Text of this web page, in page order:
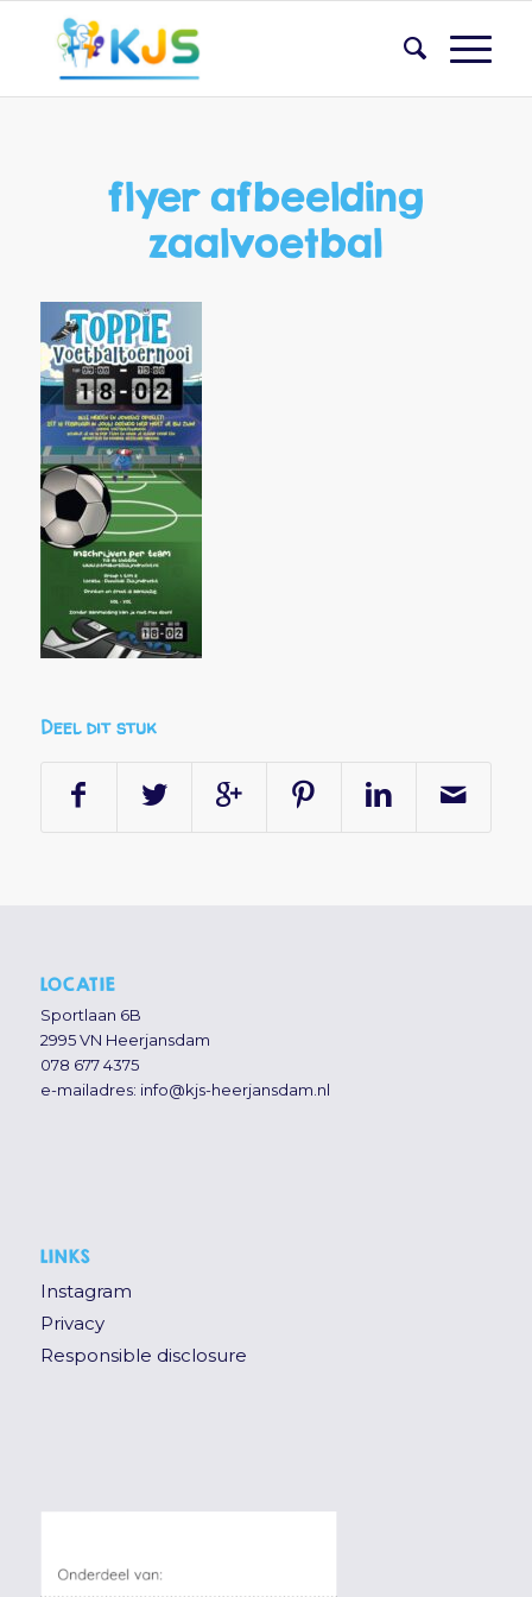
flyer afbeelding
zaalvoetbal
Deel dit stuk
LOCATIE
Sportlaan 6B
2995 VN Heerjansdam
078 677 4375
e-mailadres: info@kjs-heerjansdam.nl
LINKS
Instagram
Privacy
Responsible disclosure